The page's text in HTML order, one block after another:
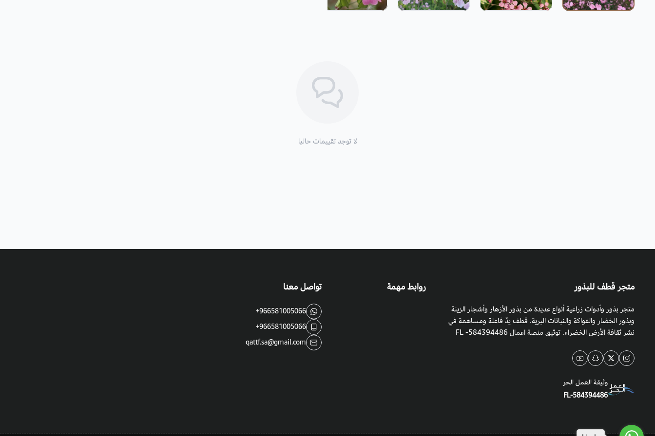
لا توجد تقييمات حاليا
متجر قطف للبذور
متجر بذور وأدوات زراعية أنواع عديدة من بذور الأزهار وأشجار الزينة
وبذور الخضار والفواكة والنباتات البرية. قطف يدٌ فاعلة ومساهمة في
نشر ثقافة الأرض الخضراء. توثيق منصة اعمال 584394486- FL
وثيقة العمل الحر
FL-584394486
روابط مهمة تواصل معنا
+966581005066
+966581005066
qattf.sa@gmail.com